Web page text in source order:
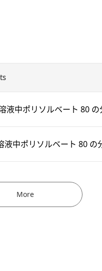
液中ポリソルベート 80 の
中ポリソルベート 80 の
More